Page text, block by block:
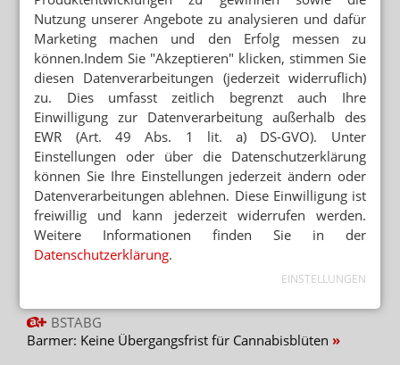
Nutzung unserer Angebote zu analysieren und dafür
Marketing machen und den Erfolg messen zu
können.Indem Sie "Akzeptieren" klicken, stimmen Sie
diesen Datenverarbeitungen (jederzeit widerruflich)
zu. Dies umfasst zeitlich begrenzt auch Ihre
Einwilligung zur Datenverarbeitung außerhalb des
EWR (Art. 49 Abs. 1 lit. a) DS-GVO). Unter
Einstellungen oder über die Datenschutzerklärung
können Sie Ihre Einstellungen jederzeit ändern oder
Datenverarbeitungen ablehnen. Diese Einwilligung ist
freiwillig und kann jederzeit widerrufen werden.
Weitere Informationen finden Sie in der
Datenschutzerklärung.
EINSTELLUNGEN
Mehr zum Thema
„GERECHT! GESUND! GENIESSEN!“
Hanfparade: Demonstranten fordern umfassende
Legalisierung
STREICHUNG DER ERSTATTUNGSFÄHIGKEIT
Cannabisversorgung: Lob für GKV und KBV
FAM NICHT IMMER VORRANG
GKV/KBV: Update zur Cannabisversorgung
Mehr aus Ressort
POSTTRAUMATISCHE BELASTUNGSSTÖRUNG
BSTABG
Barmer: Keine Übergangsfrist für Cannabisblüten